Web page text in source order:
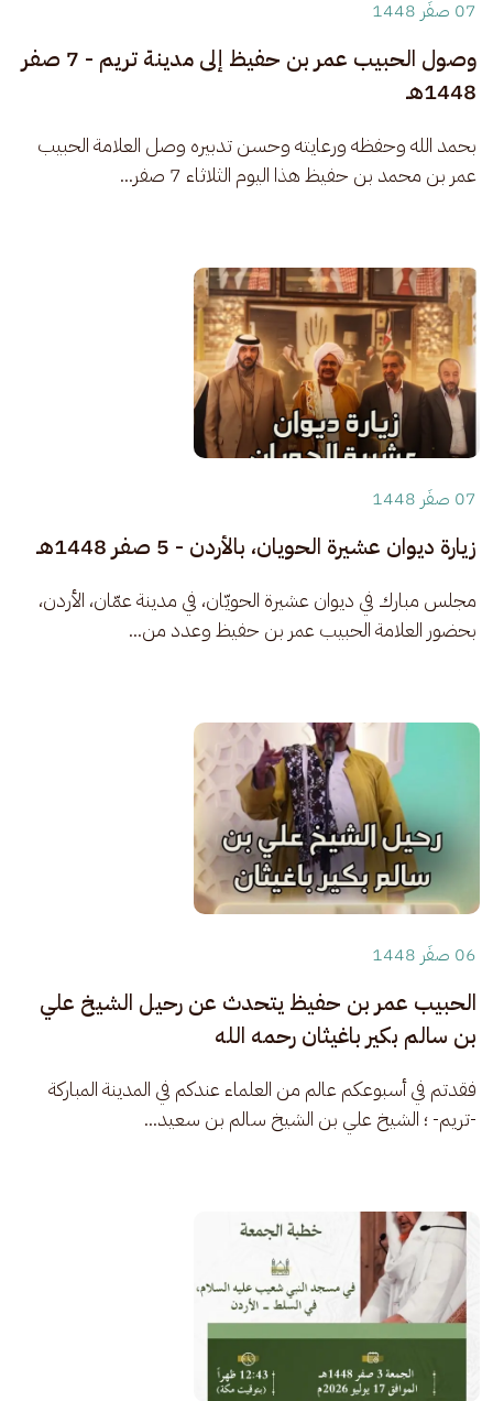
07 صفَر 1448
وصول الحبيب عمر بن حفيظ إلى مدينة تريم - 7 صفر
1448هـ
بحمد الله وحفظه ورعايته وحسن تدبيره وصل العلامة الحبيب
عمر بن محمد بن حفيظ هذا اليوم الثلاثاء 7 صفر...
07 صفَر 1448
زيارة ديوان عشيرة الحويان، بالأردن - 5 صفر 1448هـ
مجلس مبارك في ديوان عشيرة الحويّان، في مدينة عمّان، الأردن،
بحضور العلامة الحبيب عمر بن حفيظ وعدد من...
06 صفَر 1448
الحبيب عمر بن حفيظ يتحدث عن رحيل الشيخ علي
بن سالم بكير باغيثان رحمه الله
فقدتم في أسبوعكم عالم من العلماء عندكم في المدينة المباركة
-تريم- ؛ الشيخ علي بن الشيخ سالم بن سعيد...